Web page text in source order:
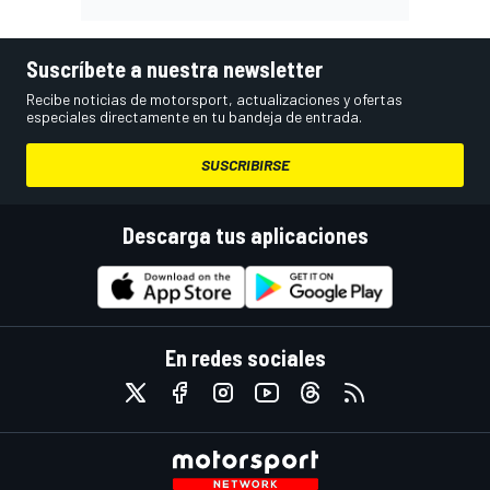
Suscríbete a nuestra newsletter
Recibe noticias de motorsport, actualizaciones y ofertas
especiales directamente en tu bandeja de entrada.
SUSCRIBIRSE
Descarga tus aplicaciones
En redes sociales